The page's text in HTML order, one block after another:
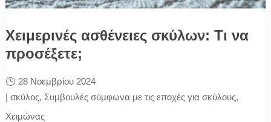
Χειμερινές ασθένειες σκύλων: Τι να
προσέξετε;
28 Νοεμβρίου 2024
| σκύλος, Συμβουλές σύμφωνα με τις εποχές για σκύλους,
Χειμώνας